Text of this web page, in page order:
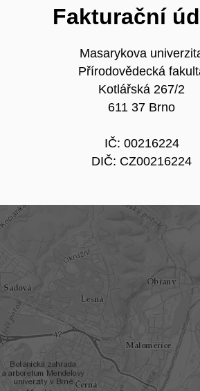
Fakturační
Masarykova
Přírodovědecká
Kotlářská 267/2
611 37 Brno
IČ: 00216224
DIČ: CZ00216224